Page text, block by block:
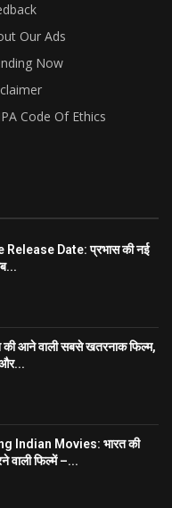
Our Ads
Now
Code Of Ethics
Release Date: प्रभास की नई
आने वाली सबसे खतरनाक फिल्म,
Indian Movies: भारत की
वाली फिल्में –...